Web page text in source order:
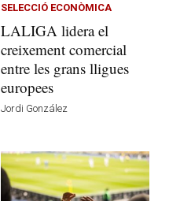
SELECCIÓ ECONÒMICA
LALIGA lidera el
creixement comercial
entre les grans lligues
europees
Jordi González